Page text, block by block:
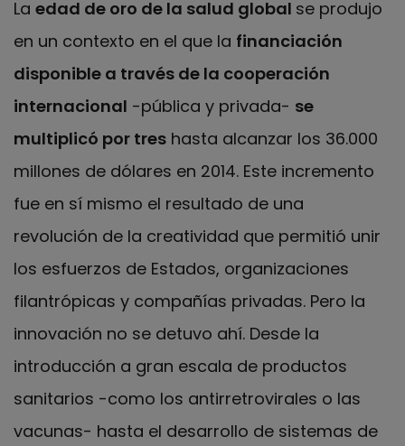
La edad de oro de la salud global se produjo
en un contexto en el que la financiación
disponible a través de la cooperación
internacional -pública y privada- se
multiplicó por tres hasta alcanzar los 36.000
millones de dólares en 2014. Este incremento
fue en sí mismo el resultado de una
revolución de la creatividad que permitió unir
los esfuerzos de Estados, organizaciones
filantrópicas y compañías privadas. Pero la
innovación no se detuvo ahí. Desde la
introducción a gran escala de productos
sanitarios -como los antirretrovirales o las
vacunas- hasta el desarrollo de sistemas de